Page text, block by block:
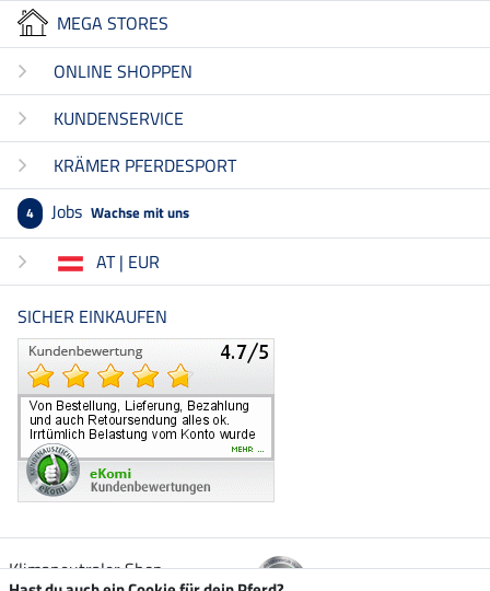
MEGA STORES
ONLINE SHOPPEN
KUNDENSERVICE
KRÄMER PFERDESPORT
4 Jobs Wachse mit uns
AT | EUR
SICHER EINKAUFEN
Klimaneutraler Shop